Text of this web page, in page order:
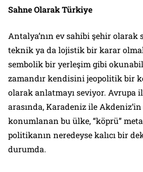
Sahne Olarak Türkiye
Antalya’nın ev sahibi şehir olarak
teknik ya da lojistik bir karar
sembolik bir yerleşim gibi
zamandır kendisini jeopolitik bir
olarak anlatmayı seviyor. Avrupa
arasında, Karadeniz ile
konumlanan bu ülke, “köprü”
politikanın neredeyse kalıcı bir
durumda.